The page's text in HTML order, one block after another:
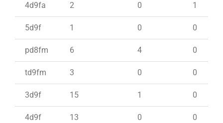
4d9fa 2 0 1
5d9f 1 0 0
pd8fm 6 4 0
td9fm 3 0 0
3d9f 15 1 0
4d9f 13 0 0